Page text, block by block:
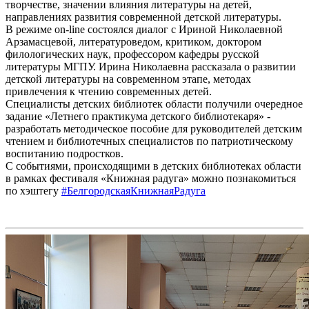
творчестве, значении влияния литературы на детей,
направлениях развития современной детской литературы.
В режиме on-line состоялся диалог с Ириной Николаевной
Арзамасцевой, литературоведом, критиком, доктором
филологических наук, профессором кафедры русской
литературы МГПУ. Ирина Николаевна рассказала о развитии
детской литературы на современном этапе, методах
привлечения к чтению современных детей.
Специалисты детских библиотек области получили очередное
задание «Летнего практикума детского библиотекаря» -
разработать методическое пособие для руководителей детским
чтением и библиотечных специалистов по патриотическому
воспитанию подростков.
С событиями, происходящими в детских библиотеках области
в рамках фестиваля «Книжная радуга» можно познакомиться
по хэштегу #БелгородскаяКнижнаяРадуга